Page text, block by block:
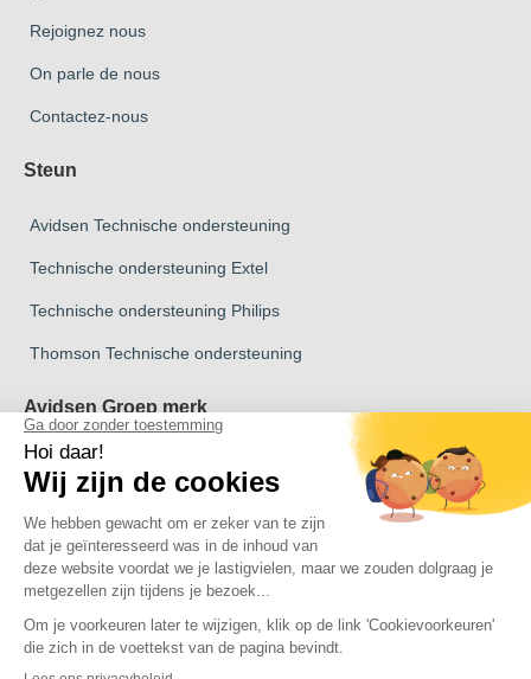
Rejoignez nous
On parle de nous
Contactez-nous
Steun
Avidsen Technische ondersteuning
Technische ondersteuning Extel
Technische ondersteuning Philips
Thomson Technische ondersteuning
Avidsen Groep merk
Avidsen Merk
Thomson Merk
merk Philips
Copyright 2026 © Alle rechten voorbehouden Avidsen